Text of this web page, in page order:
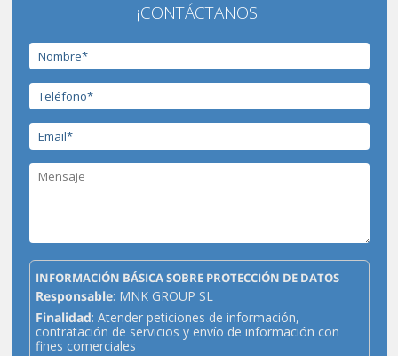
¡CONTÁCTANOS!
INFORMACIÓN BÁSICA SOBRE PROTECCIÓN DE DATOS
Responsable: MNK GROUP SL
Finalidad: Atender peticiones de información,
contratación de servicios y envío de información con
fines comerciales